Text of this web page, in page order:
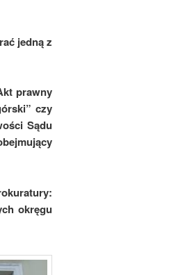
jedną z
prawny
czy
Sądu
okręgu